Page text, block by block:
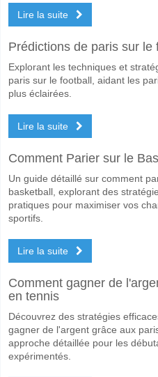
Les deux équipes
Non pour Les Deux Équipes
Quel sera le résultat
Sur le côté risqué, vous pouvez
Lire la suite
Prédictions de paris sur le
Explorant les techniques et
paris sur le football, aidant les
plus éclairées.
Lire la suite
Comment Parier sur le
Un guide détaillé sur comment
basketball, explorant des
pratiques pour maximiser vos
sportifs.
Lire la suite
Comment gagner de
en tennis
Découvrez des stratégies
gagner de l'argent grâce aux
approche détaillée pour les
expérimentés.